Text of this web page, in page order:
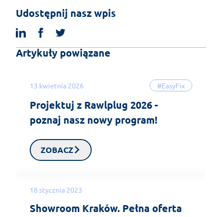
Udostępnij nasz wpis
linkedinfacebook
Artykuły powiązane
13 kwietnia 2026 #EasyFix
Projektuj z Rawlplug 2026 -
poznaj nasz nowy program!
ZOBACZ
18 stycznia 2023
Showroom Kraków. Pełna oferta